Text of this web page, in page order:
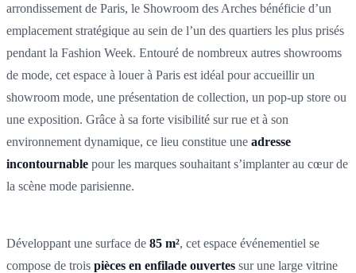
arrondissement de Paris, le Showroom des Arches bénéficie d’un
emplacement stratégique au sein de l’un des quartiers les plus prisés
pendant la Fashion Week. Entouré de nombreux autres showrooms
de mode, cet espace à louer à Paris est idéal pour accueillir un
showroom mode, une présentation de collection, un pop-up store ou
une exposition. Grâce à sa forte visibilité sur rue et à son
environnement dynamique, ce lieu constitue une adresse
incontournable pour les marques souhaitant s’implanter au cœur de
la scène mode parisienne.
Développant une surface de 85 m², cet espace événementiel se
compose de trois pièces en enfilade ouvertes sur une large vitrine